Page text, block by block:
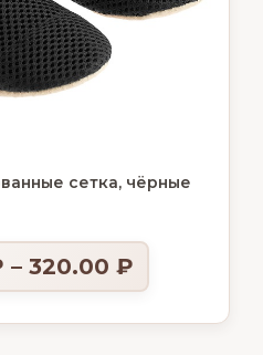
сетка, чёрные
– 320.00 ₽